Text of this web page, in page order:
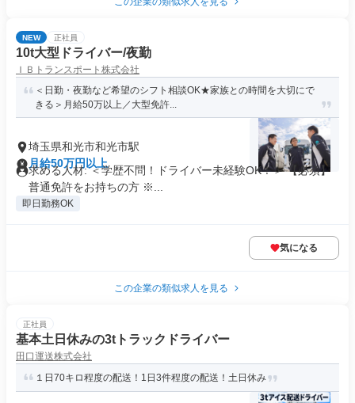
NEW 正社員
10t大型ドライバー/夜勤
ＩＢトランスポート株式会社
＜日勤・夜勤など希望のシフト相談OK★家族との時間を大切にで
きる＞月給50万以上／大型免許...
埼玉県和光市和光市駅
月給50万円以上
求める人材: ＜学歴不問！ドライバー未経験OK！＞ 【必須】
普通免許をお持ちの方 ※...
即日勤務OK
気になる
この企業の類似求人を見る
正社員
基本土日休みの3tトラックドライバー
田口運送株式会社
１日70キロ程度の配送！1日3件程度の配送！土日休み